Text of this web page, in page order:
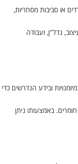
או סביבות מסחריות,
נדל"ן, ועבודה
ובידע הנדרשים כדי
באמצעותו ניתן